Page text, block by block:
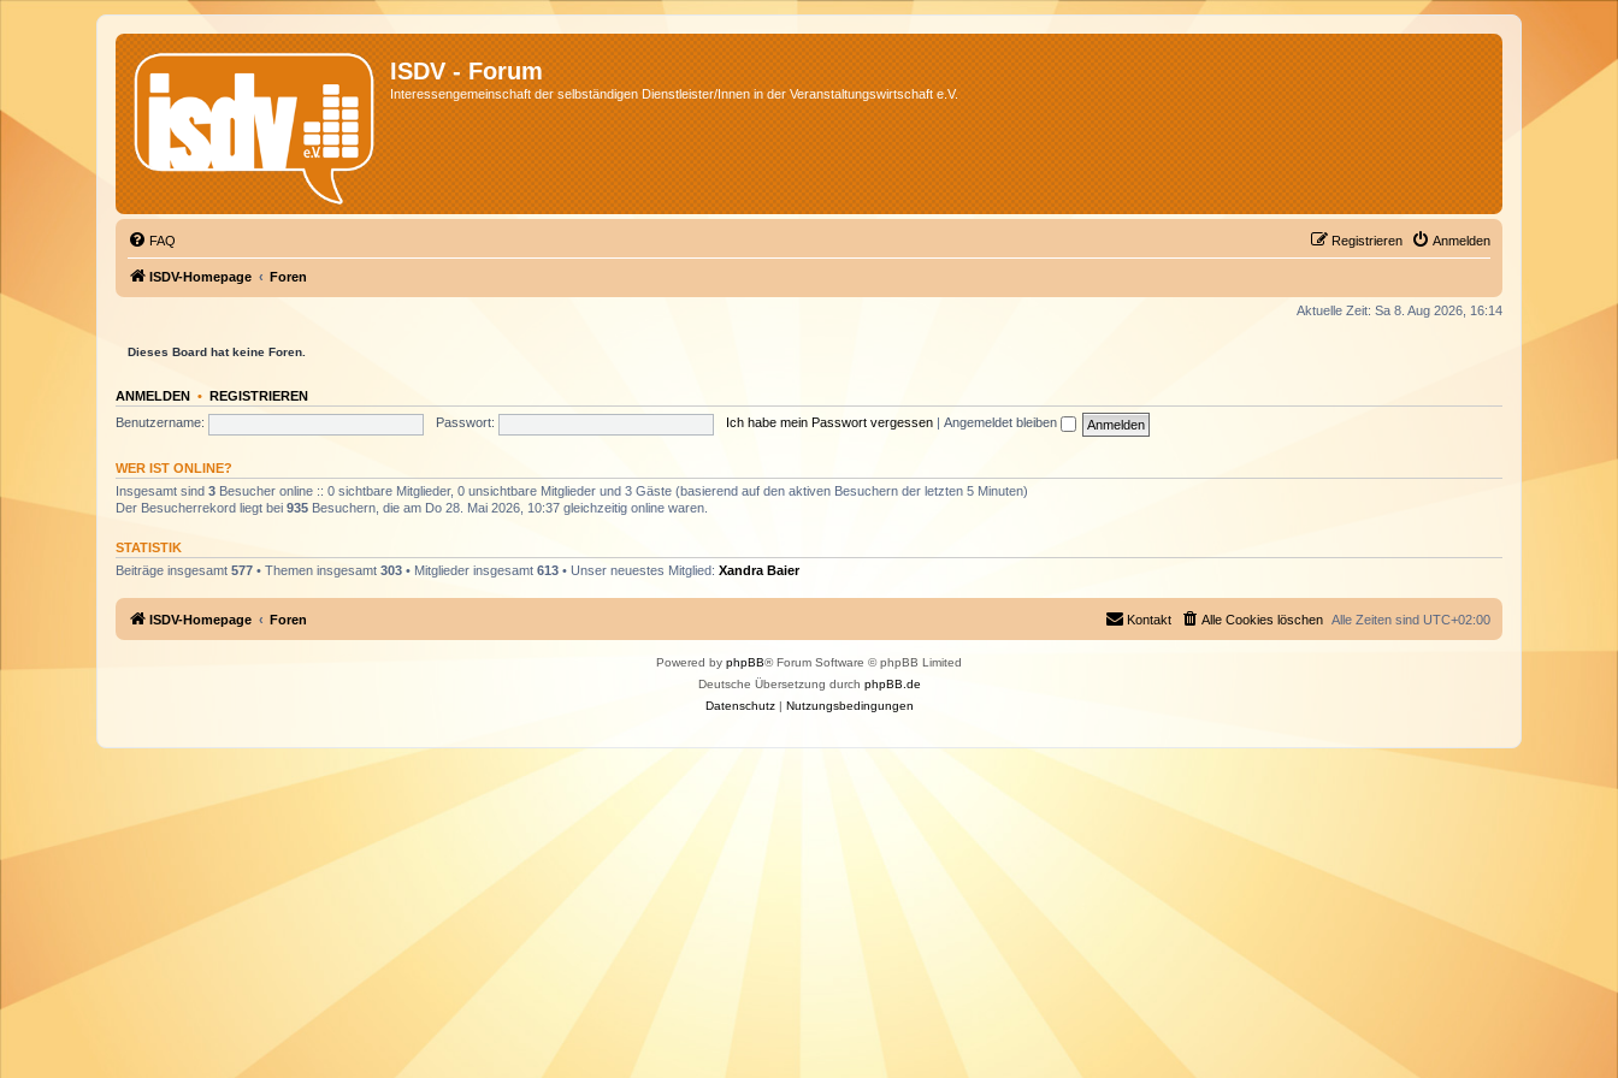
ISDV - Forum
Interessengemeinschaft der selbständigen Dienstleister/Innen in der Veranstaltungswirtschaft e.V.
FAQ Anmelden
Registrieren
ISDV-Homepage Foren
Aktuelle Zeit: Sa 8. Aug 2026, 16:14
Dieses Board hat keine Foren.
ANMELDEN • REGISTRIEREN
Benutzername:
Passwort: Ich habe mein Passwort vergessen Angemeldet bleiben
WER IST ONLINE?
Insgesamt sind 3 Besucher online :: 0 sichtbare Mitglieder, 0 unsichtbare Mitglieder und 3 Gäste (basierend auf den aktiven Besuchern der letzten 5 Minuten)
Der Besucherrekord liegt bei 935 Besuchern, die am Do 28. Mai 2026, 10:37 gleichzeitig online waren.
STATISTIK
Beiträge insgesamt 577 • Themen insgesamt 303 • Mitglieder insgesamt 613 • Unser neuestes Mitglied: Xandra Baier
ISDV-Homepage Foren Alle Zeiten sind UTC+02:00
Alle Cookies löschen
Kontakt
Powered by phpBB® Forum Software © phpBB Limited
Deutsche Übersetzung durch phpBB.de
Datenschutz| Nutzungsbedingungen